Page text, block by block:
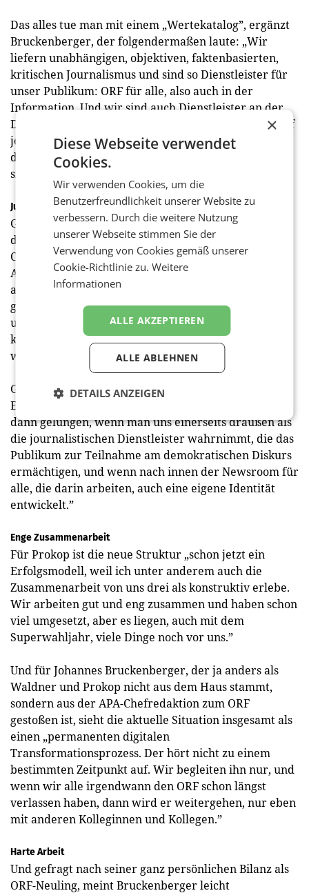
Das alles tue man mit einem „Wertekatalog”, ergänzt
Bruckenberger, der folgendermaßen laute: „Wir
liefern unabhängigen, objektiven, faktenbasierten,
kritischen Journalismus und sind so Dienstleister für
unser Publikum: ORF für alle, also auch in der
Information. Und wir sind auch Dienstleister an der
Demokratie, weil wir mit dieser Information auch auf
jenen Kanälen präsent sind, die sonst aufgrund
diverser Algorithmen von Desinformation geprägt
sind.”
Junges Publikum
Gerade wenn es um jene Bevölkerungsgruppen geht,
die zunehmend in diverse Kanäle wie Telegram und
Co. abdriften, unternehme man besondere
Anstrengungen, um auch diesen Menschen etwas
anzubieten: „Wir gehen nach dem Prinzip vor: Wir
geben niemanden auf, wir lassen niemanden zurück
und wir schauen uns auch an, was die Inhalte sein
könnten, von denen wir ihnen möglicherweise zu
wenig anbieten oder nicht auf dem richtigen Kanal.”
Gefragt, wann für sie persönlich das neue Modell als
Erfolg gelten werde, meint Waldner: „Für mich ist es
dann gelungen, wenn man uns einerseits draußen als
die journalistischen Dienstleister wahrnimmt, die das
Publikum zur Teilnahme am demokratischen Diskurs
ermächtigen, und wenn nach innen der Newsroom für
alle, die darin arbeiten, auch eine eigene Identität
entwickelt.”
Enge Zusammenarbeit
Für Prokop ist die neue Struktur „schon jetzt ein
Erfolgsmodell, weil ich unter anderem auch die
Zusammenarbeit von uns drei als konstruktiv erlebe.
Wir arbeiten gut und eng zusammen und haben schon
viel umgesetzt, aber es liegen, auch mit dem
Superwahljahr, viele Dinge noch vor uns.”
Und für Johannes Bruckenberger, der ja anders als
Waldner und Prokop nicht aus dem Haus stammt,
sondern aus der APA-Chefredaktion zum ORF
gestoßen ist, sieht die aktuelle Situation insgesamt als
einen „permanenten digitalen
Transformationsprozess. Der hört nicht zu einem
bestimmten Zeitpunkt auf. Wir begleiten ihn nur, und
wenn wir alle irgendwann den ORF schon längst
verlassen haben, dann wird er weitergehen, nur eben
mit anderen Kolleginnen und Kollegen.”
Harte Arbeit
Und gefragt nach seiner ganz persönlichen Bilanz als
ORF-Neuling, meint Bruckenberger leicht
×
Diese Webseite verwendet
Cookies.
Wir verwenden Cookies, um die
Benutzerfreundlichkeit unserer Website zu
verbessern. Durch die weitere Nutzung
unserer Webseite stimmen Sie der
Verwendung von Cookies gemäß unserer
Cookie-Richtlinie zu.Weitere
Informationen
ALLE AKZEPTIEREN
ALLE ABLEHNEN
DETAILS ANZEIGEN